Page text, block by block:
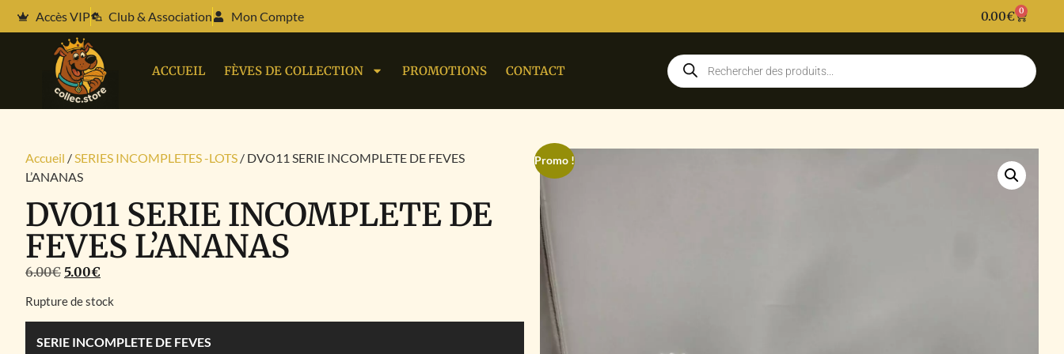
Accès VIP Club & Association Mon Compte 0.00€ 0
ACCUEIL FÈVES DE COLLECTION PROMOTIONS CONTACT
Accueil /SERIES INCOMPLETES -LOTS / DVO11 SERIE INCOMPLETE DE FEVES
L’ANANAS
DVO11 SERIE INCOMPLETE DE
FEVES L’ANANAS
6.00€ 5.00€
Rupture de stock
SERIE INCOMPLETE DE FEVES
Promo !